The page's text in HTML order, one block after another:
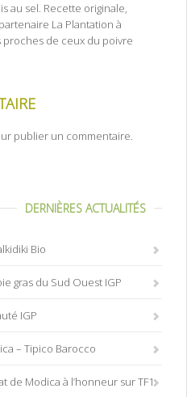
au sel. Recette originale,
La Plantation à
proches de ceux du poivre
publier un commentaire.
DERNIÈRES ACTUALITÉS
Bio
gras du Sud Ouest IGP
IGP
– Tipico Barocco
de Modica à l’honneur sur TF1